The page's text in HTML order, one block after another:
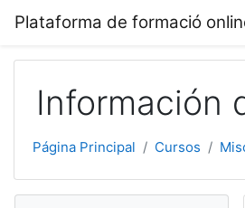
Plataforma de formació
Información
Página Principal Cursos